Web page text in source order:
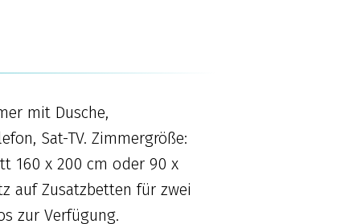
mit Dusche,
Sat-TV. Zimmergröße:
160 x 200 cm oder 90 x
auf Zusatzbetten für zwei
zur Verfügung.